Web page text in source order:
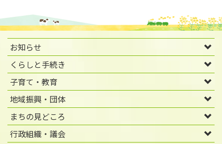
お知らせ
くらしと手続き
子育て・教育
地域振興・団体
まちの見どころ
行政組織・議会